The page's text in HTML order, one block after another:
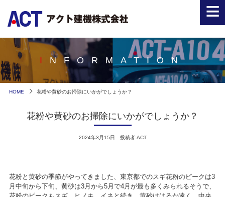
INFORMATION
HOME 花粉や黄砂のお掃除にいかがでしょうか？
花粉や黄砂のお掃除にいかがでしょうか？
2024年3月15日 投稿者:ACT
花粉と黄砂の季節がやってきました、東京都でのスギ花粉のピークは3
月中旬から下旬、黄砂は3月から5月で4月が最も多くみられるそうで、
≡